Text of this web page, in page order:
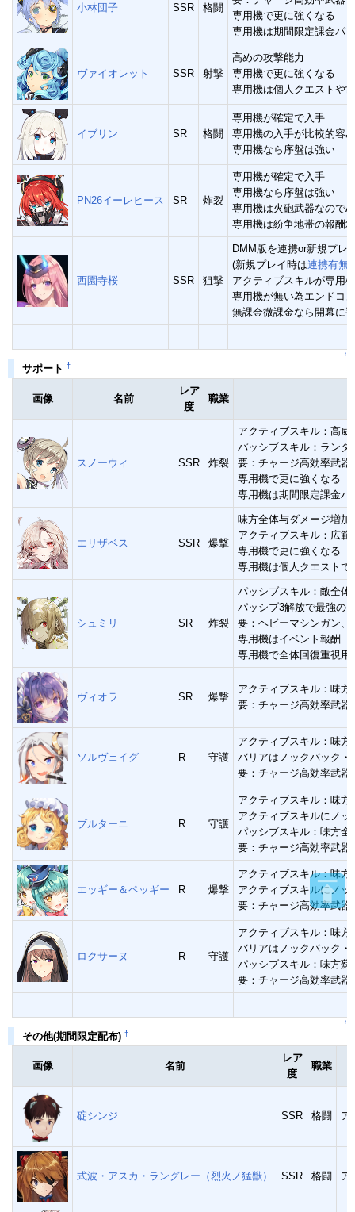
小林団子 SSR 格闘
専用機で更に強くなる
専用機は期間限定課金パ
ヴァイオレット SSR 射撃
高めの攻撃能力
専用機で更に強くなる
専用機は個人クエストや
イブリン SR 格闘
専用機が確定で入手
専用機の入手が比較的容易
専用機なら序盤は強い
PN26イーレヒース SR 炸裂
専用機が確定で入手
専用機なら序盤は強い
専用機は火砲武器なので
専用機は紛争地帯の報酬
西園寺桜 SSR 狙撃
DMM版を連携or新規プレ
(新規プレイ時は連携有無
アクティブスキルが専用
専用機が無い為エンドコ
無課金微課金なら開幕に
↑
サポート †
画像 名前
レア
度
職業
スノーウィ SSR 炸裂
アクティブスキル：高威
パッシブスキル：ランダ
要：チャージ高効率武器
専用機で更に強くなる
専用機は期間限定課金パ
エリザベス SSR 爆撃
味方全体与ダメージ増加
アクティブスキル：広範
専用機で更に強くなる
専用機は個人クエストで
シュミリ SR 炸裂
パッシブスキル：敵全
パッシブ3解放で最強の
要：ヘビーマシンガン、
専用機はイベント報酬
専用機で全体回復重視用
ヴィオラ SR 爆撃
アクティブスキル：味方
要：チャージ高効率武器
ソルヴェイグ R 守護
アクティブスキル：味
バリアはノックバック・
要：チャージ高効率武器
ブルターニ R 守護
アクティブスキル：味
アクティブスキルにノ
パッシブスキル：味方
要：チャージ高効率武器
エッギー＆ペッギー R 爆撃
アクティブスキル：味
アクティブスキルにノ
要：チャージ高効率武器
ロクサーヌ R 守護
アクティブスキル：味
バリアはノックバック・
パッシブスキル：味方蘇
要：チャージ高効率武器
↑
その他(期間限定配布) †
画像 名前
レア
度
職業
碇シンジ SSR 格闘 ア
式波・アスカ・ラングレー（烈火ノ猛獣） SSR 格闘 ア